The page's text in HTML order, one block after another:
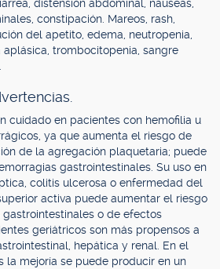
distensión abdominal, náuseas,
constipación. Mareos, rash,
del apetito, edema, neutropenia,
aplásica, trombocitopenia, sangre
cuidado en pacientes con hemofilia u
ya que aumenta el riesgo de
de la agregación plaquetaria; puede
gastrointestinales. Su uso en
colitis ulcerosa o enfermedad del
activa puede aumentar el riesgo
o de efectos
geriátricos son más propensos a
hepática y renal. En el
la mejoría se puede producir en un